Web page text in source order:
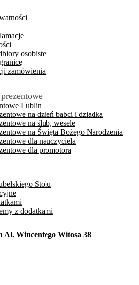
osobiste
zamówienia
Lublin
na dzień babci i dziadka
na ślub, wesele
na Święta Bożego Narodzenia
dla nauczyciela
dla promotora
Stołu
z dodatkami
Al. Wincentego Witosa 38